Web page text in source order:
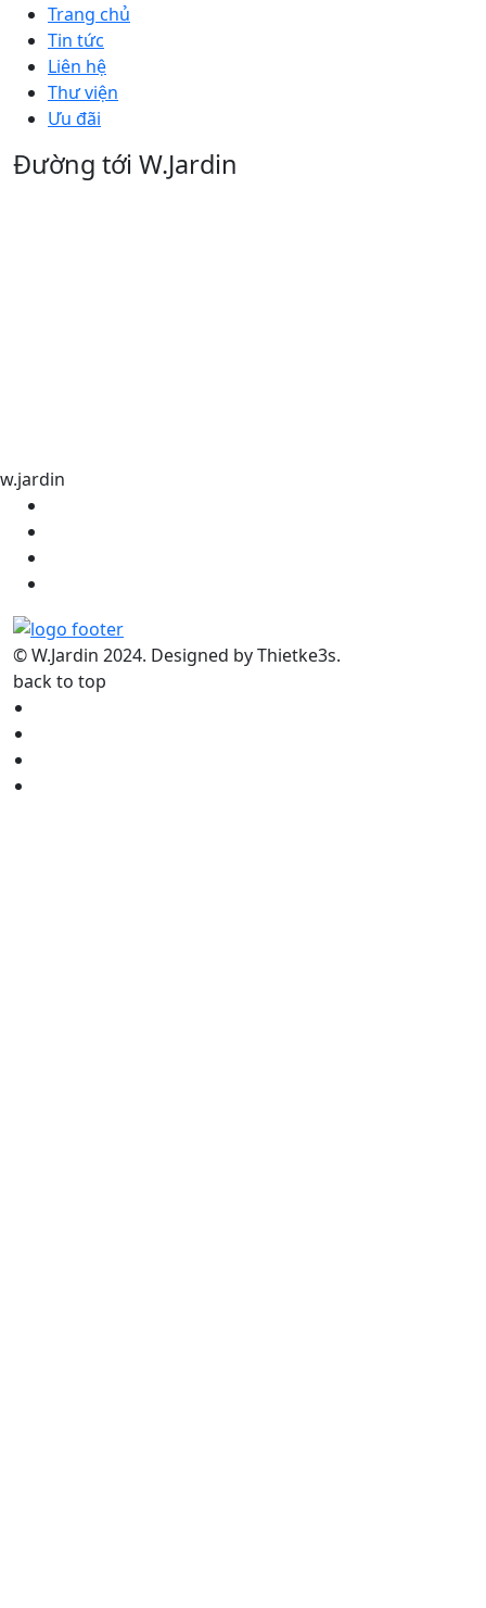
Trang chủ
Tin tức
Liên hệ
Thư viện
Ưu đãi
Đường tới W.Jardin
w.jardin
© W.Jardin 2024. Designed by Thietke3s.
back to top